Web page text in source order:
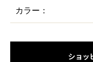
カラー：
ショッ